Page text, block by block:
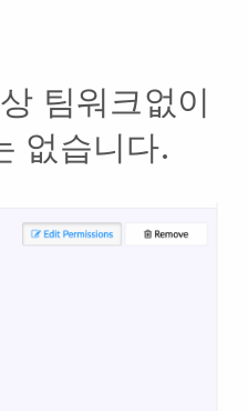
팀워크없이
없습니다.